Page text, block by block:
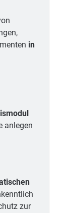
in
anlegen
zur